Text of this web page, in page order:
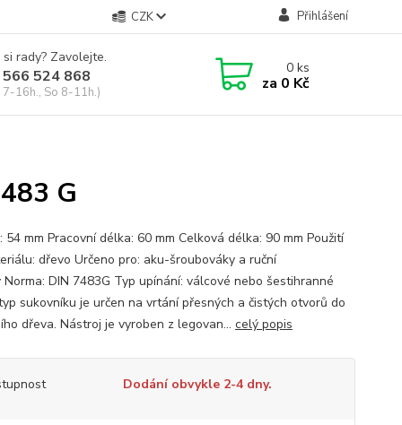
CZK Přihlášení
rady? Zavolejte.
524 868
7-16h., So 8-11h.)
0ks
za 0 Kč
G
54 mm Pracovní délka: 60 mm Celková délka: 90 mm Použití
dřevo Určeno pro: aku-šroubováky a ruční
Norma: DIN 7483G Typ upínání: válcové nebo šestihranné
sukovníku je určen na vrtání přesných a čistých otvorů do
dřeva. Nástroj je vyroben z legovan... celý popis
Dodání obvykle 2-4 dny.